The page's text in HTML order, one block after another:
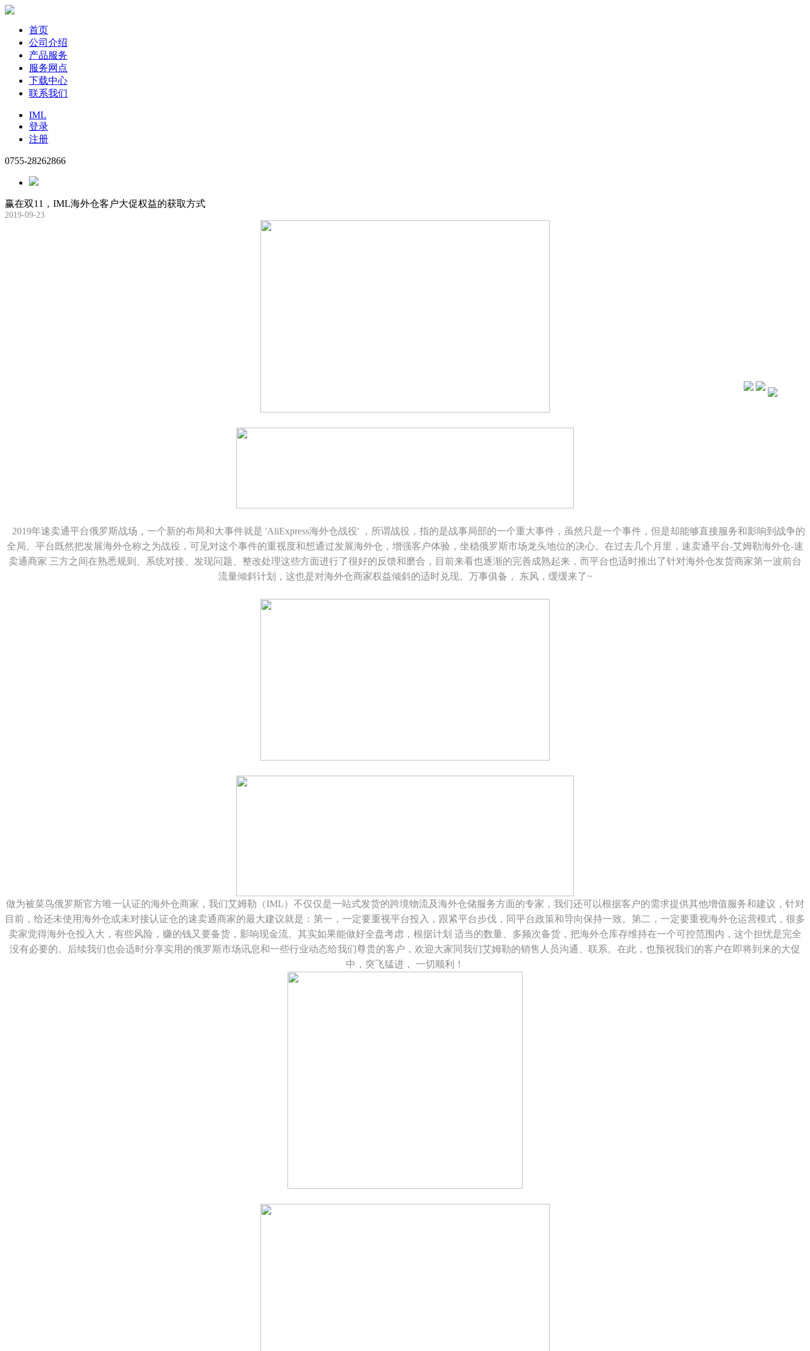
首页
公司介绍
产品服务
服务网点
下载中心
联系我们
IML
登录
注册
0755-28262866
赢在双11，IML海外仓客户大促权益的获取方式
2019-09-23
2019年速卖通平台俄罗斯战场，一个新的布局和大事件就是 'AliExpress海外仓战役' ，所谓战役，指的是战事局部的一个重大事件，虽然只是一个事件，但是却能够直接服务和影响到战争的
全局。平台既然把发展海外仓称之为战役，可见对这个事件的重视度和想通过发展海外仓，增强客户体验，坐稳俄罗斯市场龙头地位的决心。在过去几个月里，速卖通平台-艾姆勒海外仓-速
卖通商家 三方之间在熟悉规则、系统对接、发现问题、整改处理这些方面进行了很好的反馈和磨合，目前来看也逐渐的完善成熟起来，而平台也适时推出了针对海外仓发货商家第一波前台
流量倾斜计划，这也是对海外仓商家权益倾斜的适时兑现。万事俱备， 东风，缓缓来了~
做为被菜鸟俄罗斯官方唯一认证的海外仓商家，我们艾姆勒（IML）不仅仅是一站式发货的跨境物流及海外仓储服务方面的专家，我们还可以根据客户的需求提供其他增值服务和建议，针对
目前，给还未使用海外仓或未对接认证仓的速卖通商家的最大建议就是：第一，一定要重视平台投入，跟紧平台步伐，同平台政策和导向保持一致。第二，一定要重视海外仓运营模式，很多
卖家觉得海外仓投入大，有些风险，赚的钱又要备货，影响现金流。其实如果能做好全盘考虑，根据计划 适当的数量、多频次备货，把海外仓库存维持在一个可控范围内，这个担忧是完全
没有必要的。后续我们也会适时分享实用的俄罗斯市场讯息和一些行业动态给我们尊贵的客户，欢迎大家同我们艾姆勒的销售人员沟通、联系。在此，也预祝我们的客户在即将到来的大促
中，突飞猛进， 一切顺利！